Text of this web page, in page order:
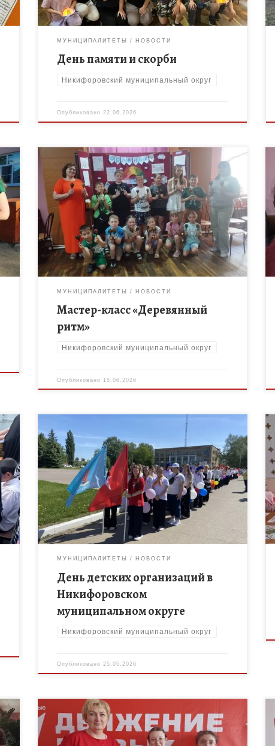
МУНИЦИПАЛИТЕТЫ НОВОСТИ
День памяти и скорби
Никифоровский муниципальный округ
Опубликовано22.06.2026
11 июня 2026 года педагог дополнительного
образования МБОУ ДО «Дом творчества»
Никифоровского МО Маркина Елена Васильевна
провела для воспитанников лагеря дневного
пребывания «Орлëнок» МБОУ «Никифоровская […]
МУНИЦИПАЛИТЕТЫ НОВОСТИ
Мастер-класс «Деревянный
ритм»
Никифоровский муниципальный округ
Опубликовано 15.06.2026
20 мая 2026 года в парке «Семья» рабочего
посёлка Дмитриевка состоялось яркое
муниципальное мероприятие «День детских
организаций», организатором которого стал МБОУ
ДО «Дом творчества» Никифоровского […]
МУНИЦИПАЛИТЕТЫ НОВОСТИ
День детских организаций в
Никифоровском
муниципальном округе
Никифоровский муниципальный округ
Опубликовано25.05.2026
Ребята муниципальной опорной площадки